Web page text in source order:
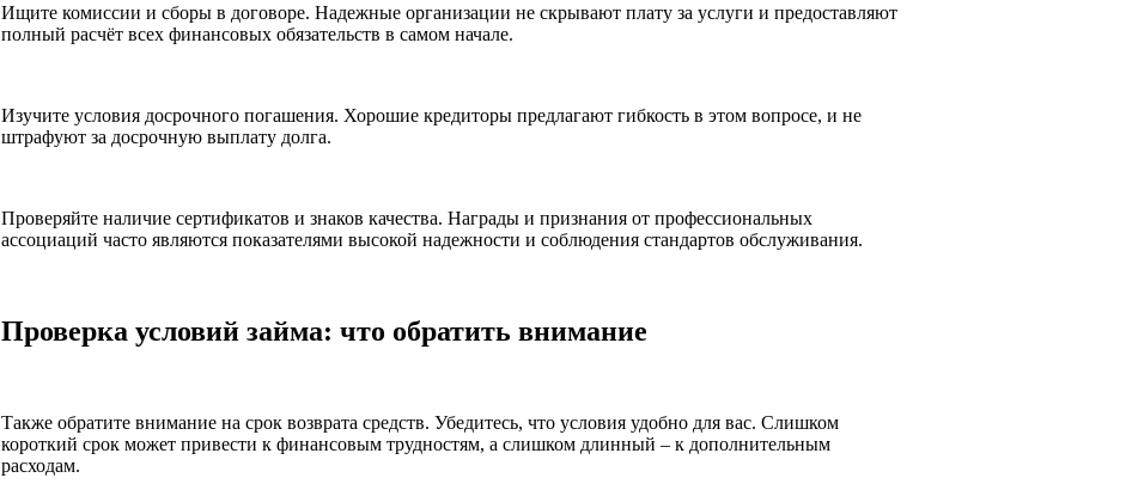
Ищите комиссии и сборы в договоре. Надежные организации не скрывают плату за услуги и предоставляют
полный расчёт всех финансовых обязательств в самом начале.
Изучите условия досрочного погашения. Хорошие кредиторы предлагают гибкость в этом вопросе, и не
штрафуют за досрочную выплату долга.
Проверяйте наличие сертификатов и знаков качества. Награды и признания от профессиональных
ассоциаций часто являются показателями высокой надежности и соблюдения стандартов обслуживания.
Проверка условий займа: что обратить внимание
Также обратите внимание на срок возврата средств. Убедитесь, что условия удобно для вас. Слишком
короткий срок может привести к финансовым трудностям, а слишком длинный – к дополнительным
расходам.